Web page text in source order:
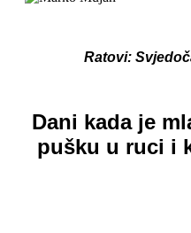
Ratovi:
Dani kada je
pušku u ruci i